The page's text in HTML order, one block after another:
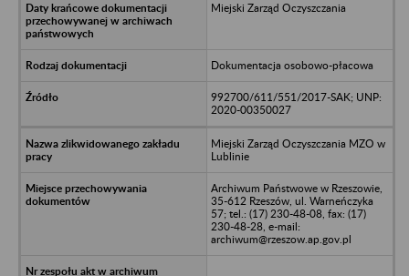
Miejski Zarząd Oczyszczania
Dokumentacja osobowo-płacowa
992700/611/551/2017-SAK; UNP:
2020-00350027
Miejski Zarząd Oczyszczania MZO w
Lublinie
Archiwum Państwowe w Rzeszowie,
35-612 Rzeszów, ul. Warneńczyka
57; tel.: (17) 230-48-08, fax: (17)
230-48-28, e-mail:
archiwum@rzeszow.ap.gov.pl